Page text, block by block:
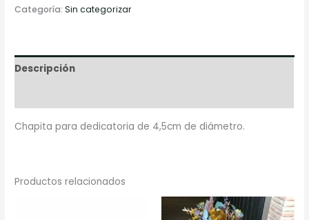
Categoría:Sin categorizar
Descripción
Chapita para dedicatoria de 4,5cm de diámetro.
Productos relacionados